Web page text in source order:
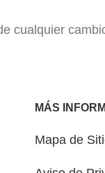
cualquier
MÁS
Mapa de